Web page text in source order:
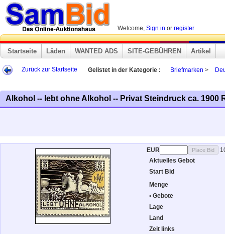
Welcome, Sign in or register
Startseite Läden WANTED ADS SITE-GEBÜHREN Artikel
Zurück zur Startseite Gelistet in der Kategorie : Briefmarken >
Alkohol -- lebt ohne Alkohol -- Privat Steindruck ca. 1900
EUR
Aktuelles Gebot
Start Bid
Menge
• Gebote
Lage
Land
Zeit links